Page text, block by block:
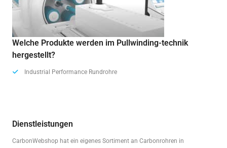
Welche Produkte werden im Pullwinding-technik
hergestellt?
Industrial Performance Rundrohre
Dienstleistungen
CarbonWebshop hat ein eigenes Sortiment an Carbonrohren in